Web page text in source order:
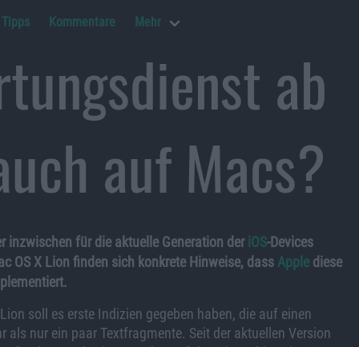
Tipps Kommentare Mehr
ab
auf Macs?
inzwischen für die aktuelle Generation deriOS-Devices
OS X Lion finden sich konkrete Hinweise, dass Apple diese
soll es erste Indizien gegeben haben, die auf einen
nur ein paar Textfragmente. Seit der aktuellen Version